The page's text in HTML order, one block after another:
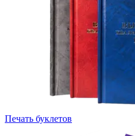
Печать буклетов